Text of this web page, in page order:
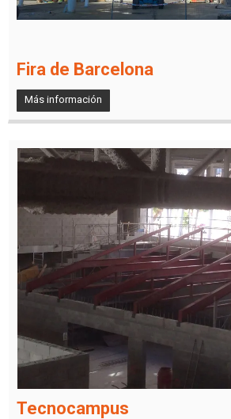
Fira de Barcelona
Más información
Tecnocampus